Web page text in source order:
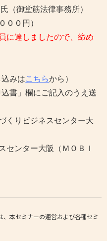
御堂筋法律事務所）
０円）
に達しましたので、締め
みはこちらから）
書」欄にご記入のうえ送
りビジネスセンター大
ンター大阪（ＭＯＢＩ
本セミナーの運営および各種セミ